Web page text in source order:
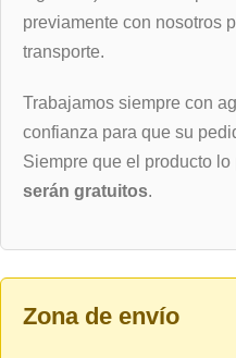
previamente con nosotros
transporte.
Trabajamos siempre con
confianza para que su
Siempre que el producto lo
serán gratuitos.
Zona de envío